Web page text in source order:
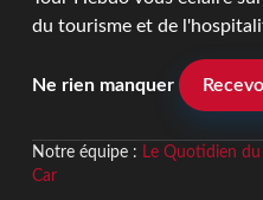
du tourisme et de
Ne rien manquer
Notre équipe : Le Quotidien du
Car